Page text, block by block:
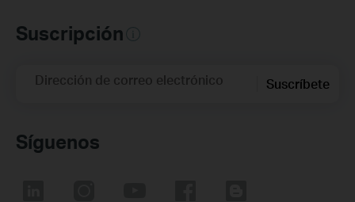
Suscripción
Dirección de correo electrónico Suscríbete
Síguenos